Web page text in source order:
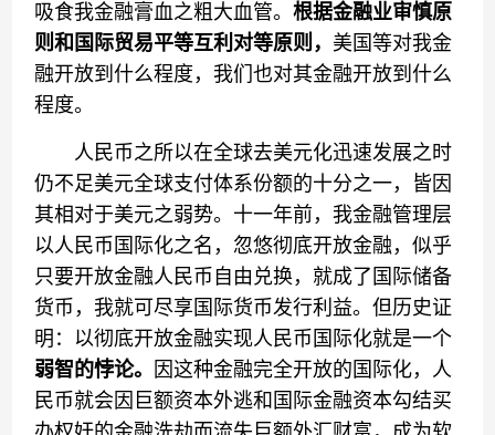
吸食我金融膏血之粗大血管。根据金融业审慎原
则和 国际贸易平等互利对等原则 ， 美国等对我金
融开放到什么程度，我们也对其金融开放到什么
程度。
人民币之所以在全球去美元化迅速发展之时
仍不足美元全球支付体系份额的十分之一，皆因
其相对于美元之弱势。十一年前，我金融管理层
以人民币国际化之名，忽悠彻底开放金融，似乎
只要开放金融人民币自由兑换，就成了国际储备
货币，我就可尽享国际货币发行利益。但历史证
明：以彻底开放金融实现人民币国际化就是一个
弱智的悖论。
因这种金融完全开放的国际化，人
民币就会因巨额资本外逃和国际金融资本勾结买